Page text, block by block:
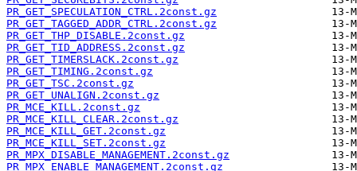
PR_GET_SPECULATION_CTRL.2const.gz
PR_GET_TAGGED_ADDR_CTRL.2const.gz
PR_GET_THP_DISABLE.2const.gz
PR_GET_TID_ADDRESS.2const.gz
PR_GET_TIMERSLACK.2const.gz
PR_GET_TIMING.2const.gz
PR_GET_TSC.2const.gz
PR_GET_UNALIGN.2const.gz
PR_MCE_KILL.2const.gz
PR_MCE_KILL_CLEAR.2const.gz
PR_MCE_KILL_GET.2const.gz
PR_MCE_KILL_SET.2const.gz
PR_MPX_DISABLE_MANAGEMENT.2const.gz
PR_MPX_ENABLE_MANAGEMENT.2const.gz